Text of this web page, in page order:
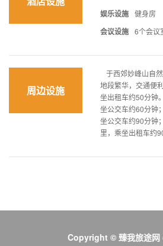
娱乐设施 健身房
会议设施 6个会议
周边设施
于西郊妙峰山自
地段繁华，交通便
坐出租车约50分钟
坐公交车约60分钟
坐公交车约90分钟
里，乘坐出租车约
Copyright © 臻我旅途网